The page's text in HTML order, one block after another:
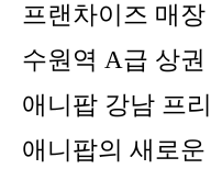
프랜차이즈 매
수원역 A급 상
애니팝 강남 프
애니팝의 새로